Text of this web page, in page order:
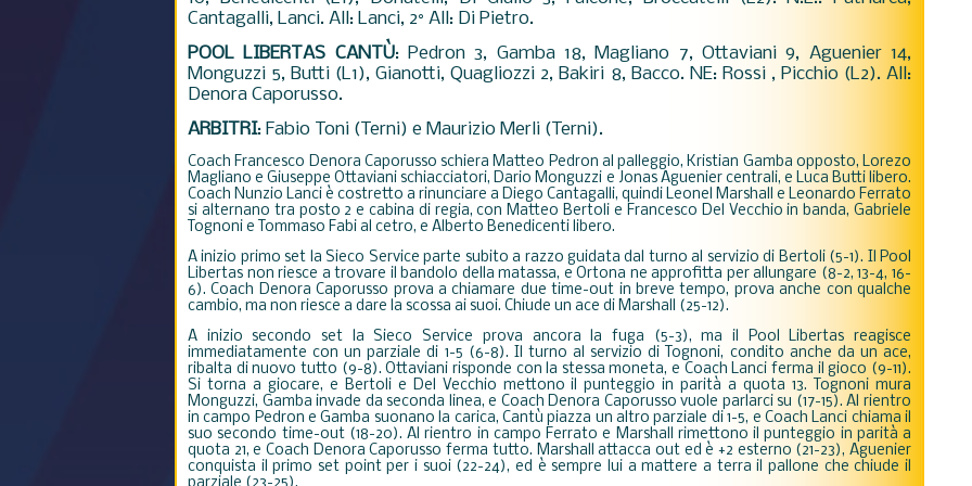
Cantagalli, Lanci. All: Lanci, 2° All: Di Pietro.
POOL LIBERTAS CANTÙ: Pedron 3, Gamba 18, Magliano 7, Ottaviani 9, Aguenier 14,
Monguzzi 5, Butti (L1), Gianotti, Quagliozzi 2, Bakiri 8, Bacco. NE: Rossi , Picchio (L2). All:
Denora Caporusso.
ARBITRI: Fabio Toni (Terni) e Maurizio Merli (Terni).
Coach Francesco Denora Caporusso schiera Matteo Pedron al palleggio, Kristian Gamba opposto, Lorezo
Magliano e Giuseppe Ottaviani schiacciatori, Dario Monguzzi e Jonas Aguenier centrali, e Luca Butti libero.
Coach Nunzio Lanci è costretto a rinunciare a Diego Cantagalli, quindi Leonel Marshall e Leonardo Ferrato
si alternano tra posto 2 e cabina di regia, con Matteo Bertoli e Francesco Del Vecchio in banda, Gabriele
Tognoni e Tommaso Fabi al cetro, e Alberto Benedicenti libero.
A inizio primo set la Sieco Service parte subito a razzo guidata dal turno al servizio di Bertoli (5-1). Il Pool
Libertas non riesce a trovare il bandolo della matassa, e Ortona ne approfitta per allungare (8-2, 13-4, 16-
6). Coach Denora Caporusso prova a chiamare due time-out in breve tempo, prova anche con qualche
cambio, ma non riesce a dare la scossa ai suoi. Chiude un ace di Marshall (25-12).
A inizio secondo set la Sieco Service prova ancora la fuga (5-3), ma il Pool Libertas reagisce
immediatamente con un parziale di 1-5 (6-8). Il turno al servizio di Tognoni, condito anche da un ace,
ribalta di nuovo tutto (9-8). Ottaviani risponde con la stessa moneta, e Coach Lanci ferma il gioco (9-11).
Si torna a giocare, e Bertoli e Del Vecchio mettono il punteggio in parità a quota 13. Tognoni mura
Monguzzi, Gamba invade da seconda linea, e Coach Denora Caporusso vuole parlarci su (17-15). Al rientro
in campo Pedron e Gamba suonano la carica, Cantù piazza un altro parziale di 1-5, e Coach Lanci chiama il
suo secondo time-out (18-20). Al rientro in campo Ferrato e Marshall rimettono il punteggio in parità a
quota 21, e Coach Denora Caporusso ferma tutto. Marshall attacca out ed è +2 esterno (21-23), Aguenier
conquista il primo set point per i suoi (22-24), ed è sempre lui a mattere a terra il pallone che chiude il